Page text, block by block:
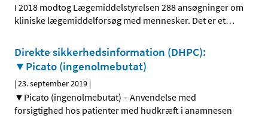
I 2018 modtog Lægemiddelstyrelsen 288 ansøgninger om
kliniske lægemiddelforsøg med mennesker. Det er et…
Direkte sikkerhedsinformation (DHPC):
▼Picato (ingenolmebutat)
|23. september 2019 |
▼Picato (ingenolmebutat) – Anvendelse med
forsigtighed hos patienter med hudkræft i anamnesen